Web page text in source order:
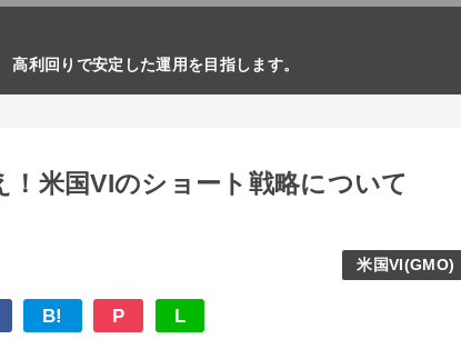
利回りで安定した運用を目指します。
！米国VIのショート戦略について
米国VI(GMO)
B! P L